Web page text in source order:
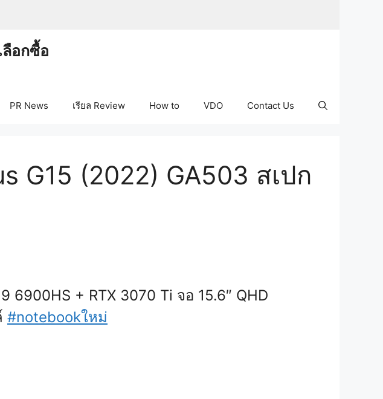
ลือกซื้อ
PR News เรียล Review How to VDO Contact Us
G15 (2022) GA503 สเปก
6900HS + RTX 3070 Ti จอ 15.6″ QHD
#notebookใหม่